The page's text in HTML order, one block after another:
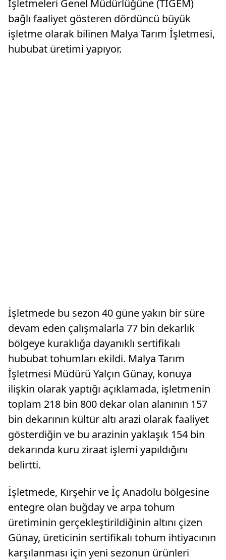
İşletmeleri Genel Müdürlüğüne (TİGEM)
bağlı faaliyet gösteren dördüncü büyük
işletme olarak bilinen Malya Tarım İşletmesi,
hububat üretimi yapıyor.
İşletmede bu sezon 40 güne yakın bir süre
devam eden çalışmalarla 77 bin dekarlık
bölgeye kuraklığa dayanıklı sertifikalı
hububat tohumları ekildi. Malya Tarım
İşletmesi Müdürü Yalçın Günay, konuya
ilişkin olarak yaptığı açıklamada, işletmenin
toplam 218 bin 800 dekar olan alanının 157
bin dekarının kültür altı arazi olarak faaliyet
gösterdiğin ve bu arazinin yaklaşık 154 bin
dekarında kuru ziraat işlemi yapıldığını
belirtti.
İşletmede, Kırşehir ve İç Anadolu bölgesine
entegre olan buğday ve arpa tohum
üretiminin gerçekleştirildiğinin altını çizen
Günay, üreticinin sertifikalı tohum ihtiyacının
karşılanması için yeni sezonun ürünleri